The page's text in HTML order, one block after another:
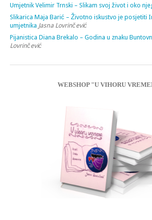
Umjetnik Velimir Trnski – Slikam svoj život i oko
Slikarica Maja Barić – Životno iskustvo je posjetiti
umjetnika Jasna Lovrinčević
Pijanistica Diana Brekalo – Godina u znaku
Lovrinčević
WEBSHOP "U VIHORU